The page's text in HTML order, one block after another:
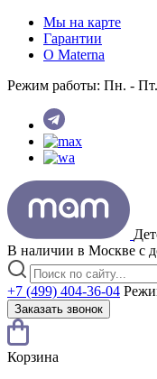
Мы на карте
Гарантии
O Materna
Режим работы: Пн. - Пт.
В наличии в Москве с
+7 (499) 404-36-04
Заказать звонок
Корзина